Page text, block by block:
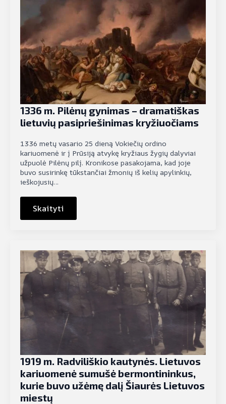
1336 m. Pilėnų gynimas – dramatiškas
lietuvių pasipriešinimas kryžiuočiams
1336 metų vasario 25 dieną Vokiečių ordino
kariuomenė ir į Prūsiją atvykę kryžiaus žygių dalyviai
užpuolė Pilėnų pilį. Kronikose pasakojama, kad joje
buvo susirinkę tūkstančiai žmonių iš kelių apylinkių,
ieškojusių…
Skaityti
1919 m. Radviliškio kautynės. Lietuvos
kariuomenė sumušė bermontininkus,
kurie buvo užėmę dalį Šiaurės Lietuvos
miestų